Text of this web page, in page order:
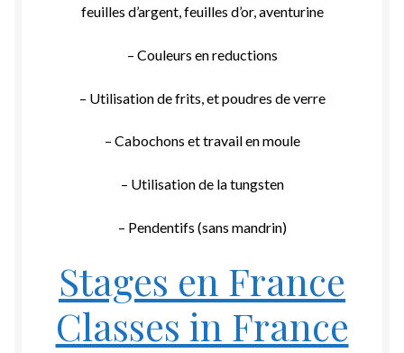
feuilles d’argent, feuilles d’or, aventurine
– Couleurs en reductions
– Utilisation de frits, et poudres de verre
– Cabochons et travail en moule
– Utilisation de la tungsten
– Pendentifs (sans mandrin)
Stages en France
Classes in France